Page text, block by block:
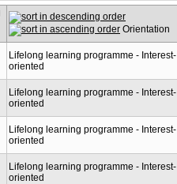
Orientation
Lifelong learning programme - Interest-
oriented
Lifelong learning programme - Interest-
oriented
Lifelong learning programme - Interest-
oriented
Lifelong learning programme - Interest-
oriented